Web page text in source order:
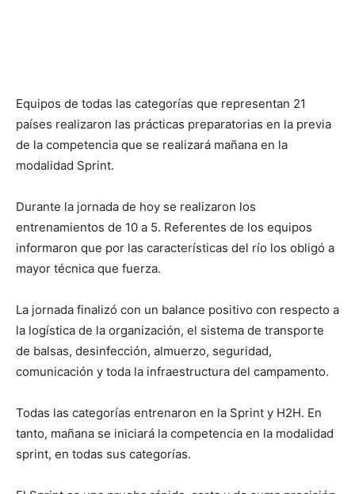
Equipos de todas las categorías que representan 21
países realizaron las prácticas preparatorias en la previa
de la competencia que se realizará mañana en la
modalidad Sprint.
Durante la jornada de hoy se realizaron los
entrenamientos de 10 a 5. Referentes de los equipos
informaron que por las características del río los obligó a
mayor técnica que fuerza.
La jornada finalizó con un balance positivo con respecto a
la logística de la organización, el sistema de transporte
de balsas, desinfección, almuerzo, seguridad,
comunicación y toda la infraestructura del campamento.
Todas las categorías entrenaron en la Sprint y H2H. En
tanto, mañana se iniciará la competencia en la modalidad
sprint, en todas sus categorías.